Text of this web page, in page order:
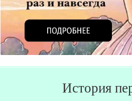
История